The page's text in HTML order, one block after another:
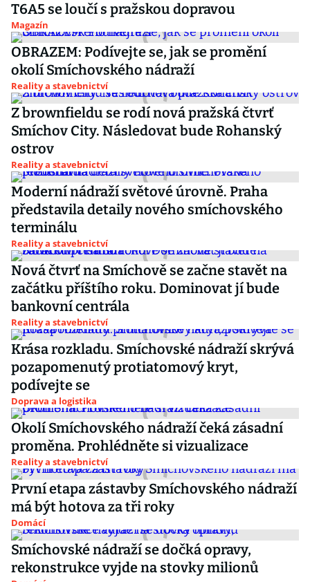
T6A5 se loučí s pražskou dopravou
Magazín
OBRAZEM: Podívejte se, jak se promění
okolí Smíchovského nádraží
Reality a stavebnictví
Z brownfieldu se rodí nová pražská čtvrť
Smíchov City. Následovat bude Rohanský
ostrov
Reality a stavebnictví
Moderní nádraží světové úrovně. Praha
představila detaily nového smíchovského
terminálu
Reality a stavebnictví
Nová čtvrť na Smíchově se začne stavět na
začátku příštího roku. Dominovat jí bude
bankovní centrála
Reality a stavebnictví
Krása rozkladu. Smíchovské nádraží skrývá
pozapomenutý protiatomový kryt,
podívejte se
Doprava a logistika
Okolí Smíchovského nádraží čeká zásadní
proměna. Prohlédněte si vizualizace
Reality a stavebnictví
První etapa zástavby Smíchovského nádraží
má být hotova za tři roky
Domácí
Smíchovské nádraží se dočká opravy,
rekonstrukce vyjde na stovky milionů